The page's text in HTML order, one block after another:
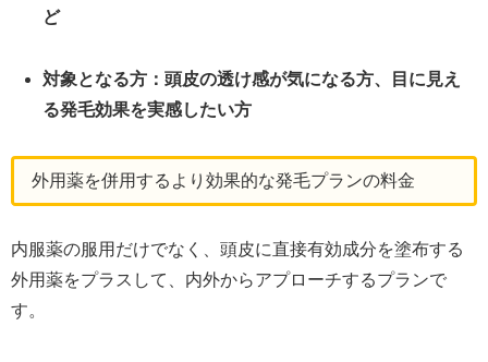
ど
対象となる方：頭皮の透け感が気になる方、目に見え
る発毛効果を実感したい方
外用薬を併用するより効果的な発毛プランの料金
内服薬の服用だけでなく、頭皮に直接有効成分を塗布する
外用薬をプラスして、内外からアプローチするプランで
す。